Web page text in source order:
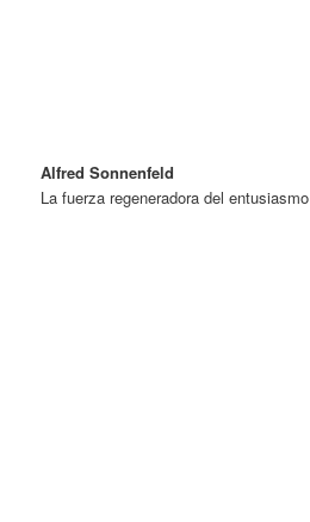
Alfred Sonnenfeld
La fuerza regeneradora del entusiasmo